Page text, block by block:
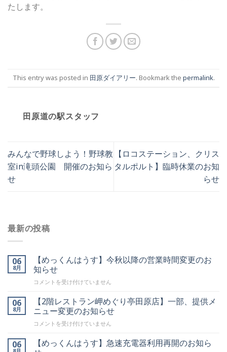
たします。
This entry was posted in 田原ダイアリー. Bookmark the permalink.
田原道の駅スタッフ
みんなで野球しよう！野球教
室in滝頭公園 開催のお知ら
せ
【ロコステーション、クリス
タルポルト】臨時休業のお知
らせ
最新の投稿
06
8月
【めっくんはうす】今秋以降の営業時間変更のお
知らせ
【め
は
う
秋
コメントを受け付けていません
06
8月
【2階レストラン岬めぐり亭田原店】一部、提供メ
ニュー変更のお知らせ
【2
ス
コメントを受け付けていません
06
【めっくんはうす】急速充電器利用再開のお知ら